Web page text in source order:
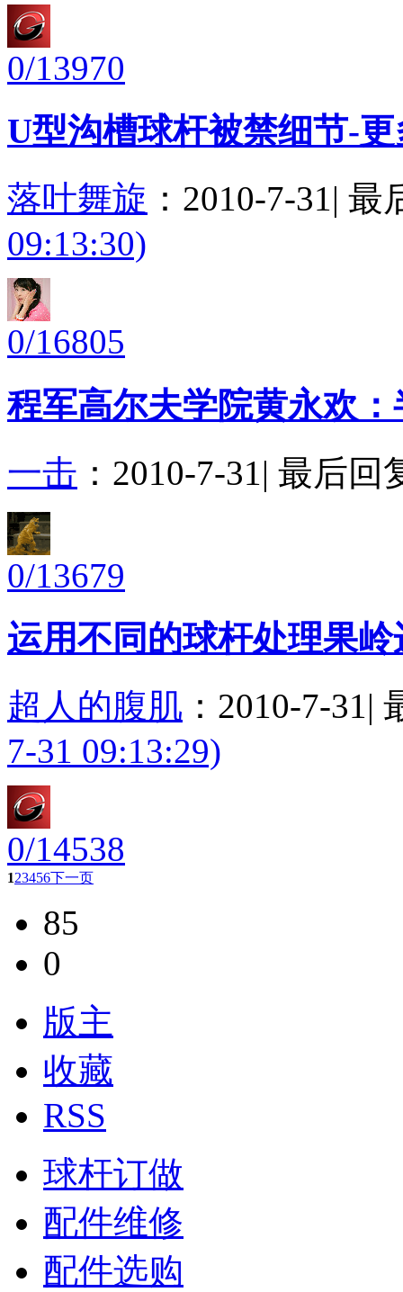
0/13970
U型沟槽球杆被禁细节-
落叶舞旋 ： 2010-7-31| 最
09:13:30)
0/16805
程军高尔夫学院黄永欢
一击 ： 2010-7-31| 最后回
0/13679
运用不同的球杆处理果
超人的腹肌 ： 2010-7-31|
7-31 09:13:29)
0/14538
123456下一页
85
0
版主
收藏
RSS
球杆订做
配件维修
配件选购